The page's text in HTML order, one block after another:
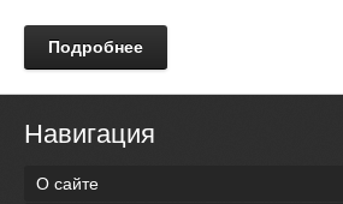
Подробнее
Навигация
О сайте